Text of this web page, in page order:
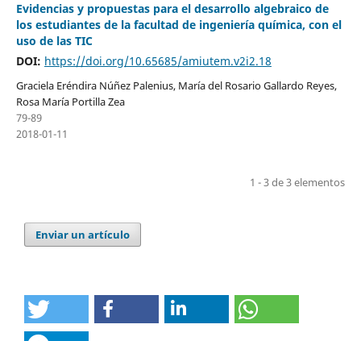
Evidencias y propuestas para el desarrollo algebraico de
los estudiantes de la facultad de ingeniería química, con el
uso de las TIC
DOI: https://doi.org/10.65685/amiutem.v2i2.18
Graciela Eréndira Núñez Palenius, María del Rosario Gallardo Reyes,
Rosa María Portilla Zea
79-89
2018-01-11
1 - 3 de 3 elementos
Enviar un artículo